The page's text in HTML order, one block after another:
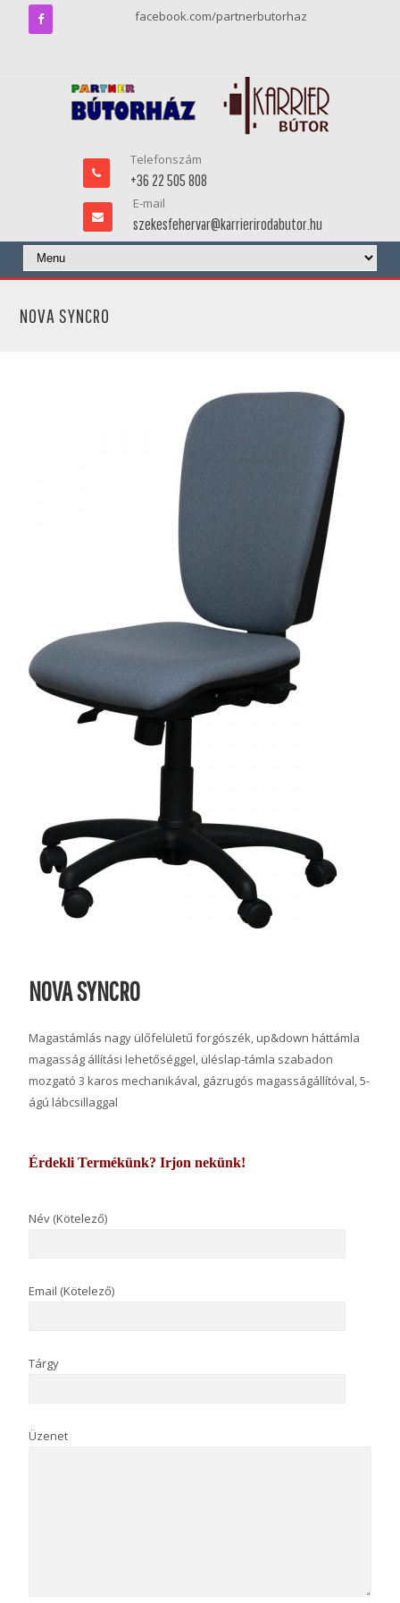
facebook.com/partnerbutorhaz
Telefonszám
+36 22 505 808
E-mail
szekesfehervar@karrierirodabutor.hu
NOVA SYNCRO
NOVA SYNCRO
Magastámlás nagy ülőfelületű forgószék, up&down háttámla
magasság állítási lehetőséggel, üléslap-támla szabadon
mozgató 3 karos mechanikával, gázrugós magasságállítóval, 5-
ágú lábcsillaggal
Érdekli Termékünk? Irjon nekünk!
Név (Kötelező)
Email (Kötelező)
Tárgy
Üzenet